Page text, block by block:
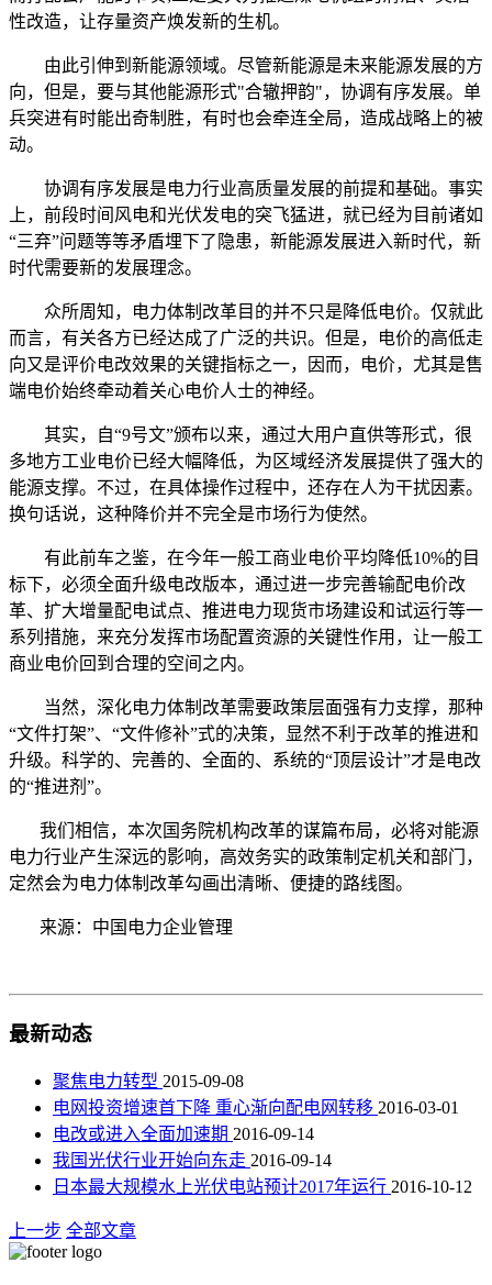
性改造，让存量资产焕发新的生机。
由此引伸到新能源领域。尽管新能源是未来能源发展的方
向，但是，要与其他能源形式"合辙押韵"，协调有序发展。单
兵突进有时能出奇制胜，有时也会牵连全局，造成战略上的被
动。
协调有序发展是电力行业高质量发展的前提和基础。事实
上，前段时间风电和光伏发电的突飞猛进，就已经为目前诸如
“三弃”问题等等矛盾埋下了隐患，新能源发展进入新时代，新
时代需要新的发展理念。
众所周知，电力体制改革目的并不只是降低电价。仅就此
而言，有关各方已经达成了广泛的共识。但是，电价的高低走
向又是评价电改效果的关键指标之一，因而，电价，尤其是售
端电价始终牵动着关心电价人士的神经。
其实，自“9号文”颁布以来，通过大用户直供等形式，很
多地方工业电价已经大幅降低，为区域经济发展提供了强大的
能源支撑。不过，在具体操作过程中，还存在人为干扰因素。
换句话说，这种降价并不完全是市场行为使然。
有此前车之鉴，在今年一般工商业电价平均降低10%的目
标下，必须全面升级电改版本，通过进一步完善输配电价改
革、扩大增量配电试点、推进电力现货市场建设和试运行等一
系列措施，来充分发挥市场配置资源的关键性作用，让一般工
商业电价回到合理的空间之内。
当然，深化电力体制改革需要政策层面强有力支撑，那种
“文件打架”、“文件修补”式的决策，显然不利于改革的推进和
升级。科学的、完善的、全面的、系统的“顶层设计”才是电改
的“推进剂”。
我们相信，本次国务院机构改革的谋篇布局，必将对能源
电力行业产生深远的影响，高效务实的政策制定机关和部门，
定然会为电力体制改革勾画出清晰、便捷的路线图。
来源：中国电力企业管理
最新动态
聚焦电力转型 2015-09-08
电网投资增速首下降 重心渐向配电网转移 2016-03-01
电改或进入全面加速期 2016-09-14
我国光伏行业开始向东走 2016-09-14
日本最大规模水上光伏电站预计2017年运行 2016-10-12
上一步 全部文章